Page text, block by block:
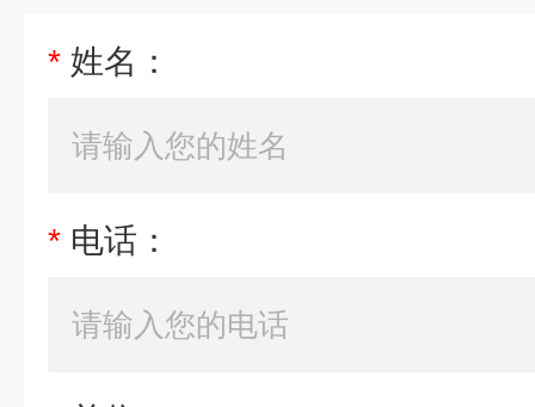
* 姓名：
* 电话：